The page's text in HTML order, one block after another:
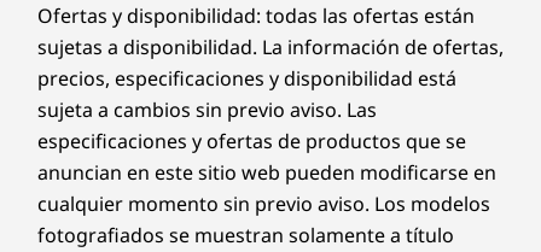
Ofertas y disponibilidad: todas las ofertas están
sujetas a disponibilidad. La información de ofertas,
precios, especificaciones y disponibilidad está
sujeta a cambios sin previo aviso. Las
especificaciones y ofertas de productos que se
anuncian en este sitio web pueden modificarse en
cualquier momento sin previo aviso. Los modelos
fotografiados se muestran solamente a título